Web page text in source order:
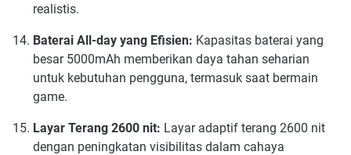
realistis.
Baterai All-day yang Efisien: Kapasitas baterai yang
besar 5000mAh memberikan daya tahan seharian
untuk kebutuhan pengguna, termasuk saat bermain
game.
Layar Terang 2600 nit: Layar adaptif terang 2600 nit
dengan peningkatan visibilitas dalam cahaya